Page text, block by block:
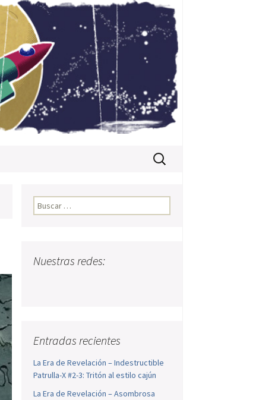
Buscar:
Buscar:
Nuestras redes:
Entradas recientes
La Era de Revelación – Indestructible
Patrulla-X #2-3: Tritón al estilo cajún
La Era de Revelación – Asombrosa